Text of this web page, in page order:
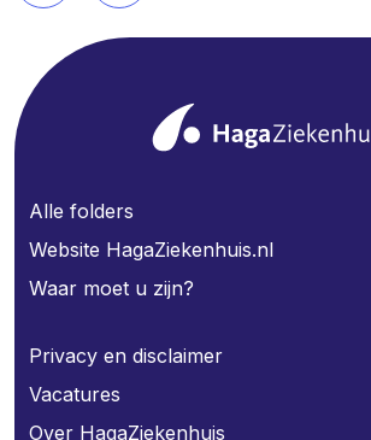
Alle folders
Website HagaZiekenhuis.nl
Waar moet u zijn?
Privacy en disclaimer
Vacatures
Over HagaZiekenhuis